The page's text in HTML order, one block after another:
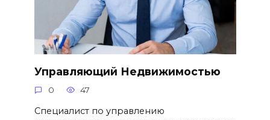
Управляющий Недвижимостью
0 47
Специалист по управлению